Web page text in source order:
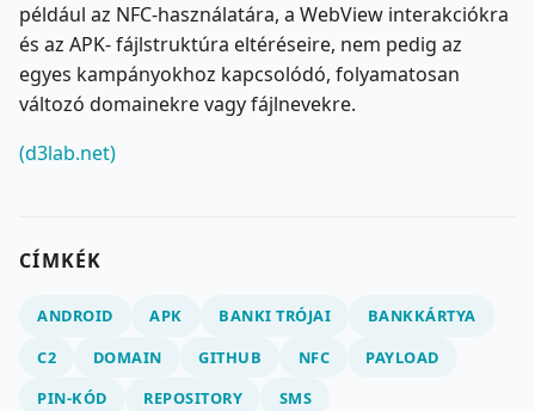
például az NFC-használatára, a WebView interakciókra
és az APK- fájlstruktúra eltéréseire, nem pedig az
egyes kampányokhoz kapcsolódó, folyamatosan
változó domainekre vagy fájlnevekre.
(d3lab.net)
CÍMKÉK
ANDROID APK BANKI TRÓJAI
BANKKÁRTYA
C2
DOMAIN GITHUB NFC
PAYLOAD
PIN-KÓD
REPOSITORY
SMS